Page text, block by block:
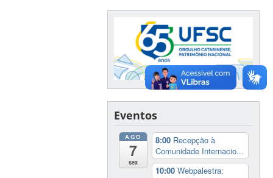
Eventos
AGO
7
sex
8:00 Recepção à
Comunidade Internacio...
10:00Webpalestra: